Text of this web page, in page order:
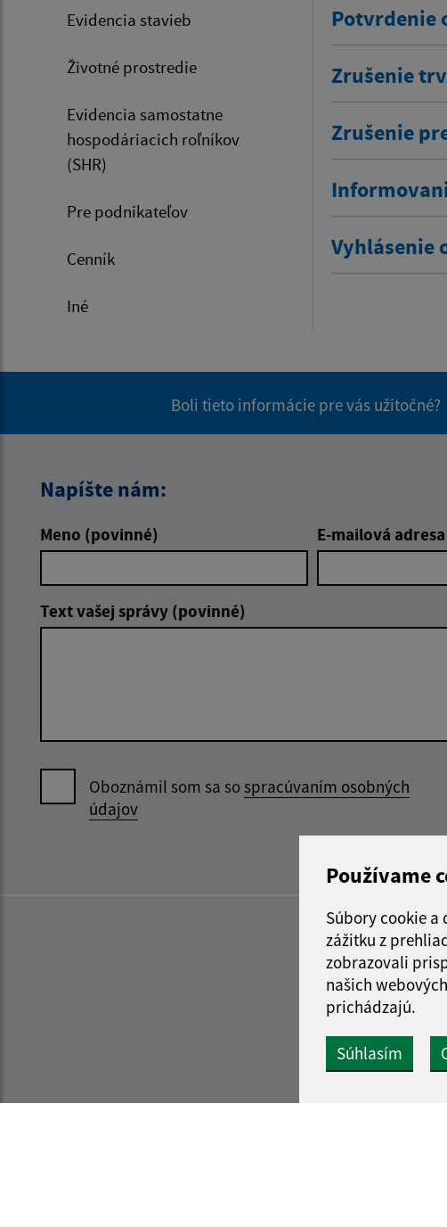
Používame
Súbory cookie a
zážitku z
zobrazovali
našich
prichádzajú.
Súhlasím
Evidencia stavieb
Životné prostredie
Evidencia samostatne
hospodáriacich roľníkov
(SHR)
Pre podnikateľov
Cenník
Iné
Potvrdenie
Zrušenie
Zrušenie
Vyhlásenie
Boli tieto informácie pre vás užitočné?
Napíšte nám:
Meno (povinné) E-mailová
Text vašej správy (povinné)
Oboznámil som sa sospracúvaním osobných
údajov